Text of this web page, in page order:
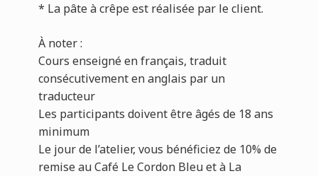
* La pâte à crêpe est réalisée par le client.
Ànoter :
Cours enseigné en français, traduit
consécutivement en anglais par un
traducteur
Les participants doivent être âgés de 18 ans
minimum
Le jour de l’atelier, vous bénéficiez de 10% de
remise au Café Le Cordon Bleu et à La